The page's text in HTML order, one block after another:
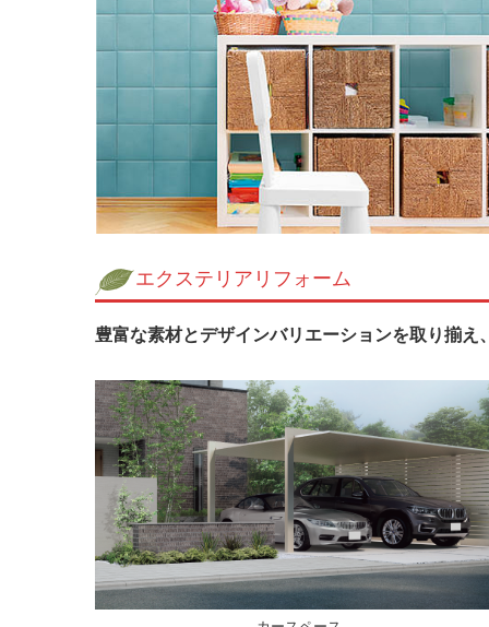
エクステリアリフォーム
豊富な素材とデザインバリエーションを取り揃